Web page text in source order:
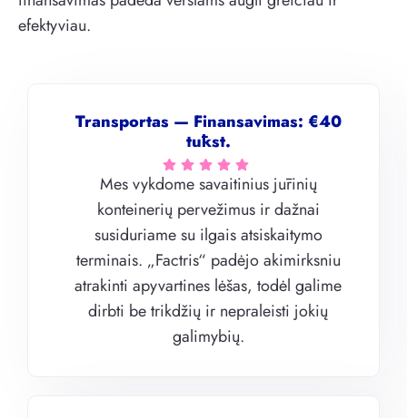
efektyviau.
Transportas — Finansavimas: €40
tūkst.
Mes vykdome savaitinius jūrinių
konteinerių pervežimus ir dažnai
susiduriame su ilgais atsiskaitymo
terminais. „Factris“ padėjo akimirksniu
atrakinti apyvartines lėšas, todėl galime
dirbti be trikdžių ir nepraleisti jokių
galimybių.